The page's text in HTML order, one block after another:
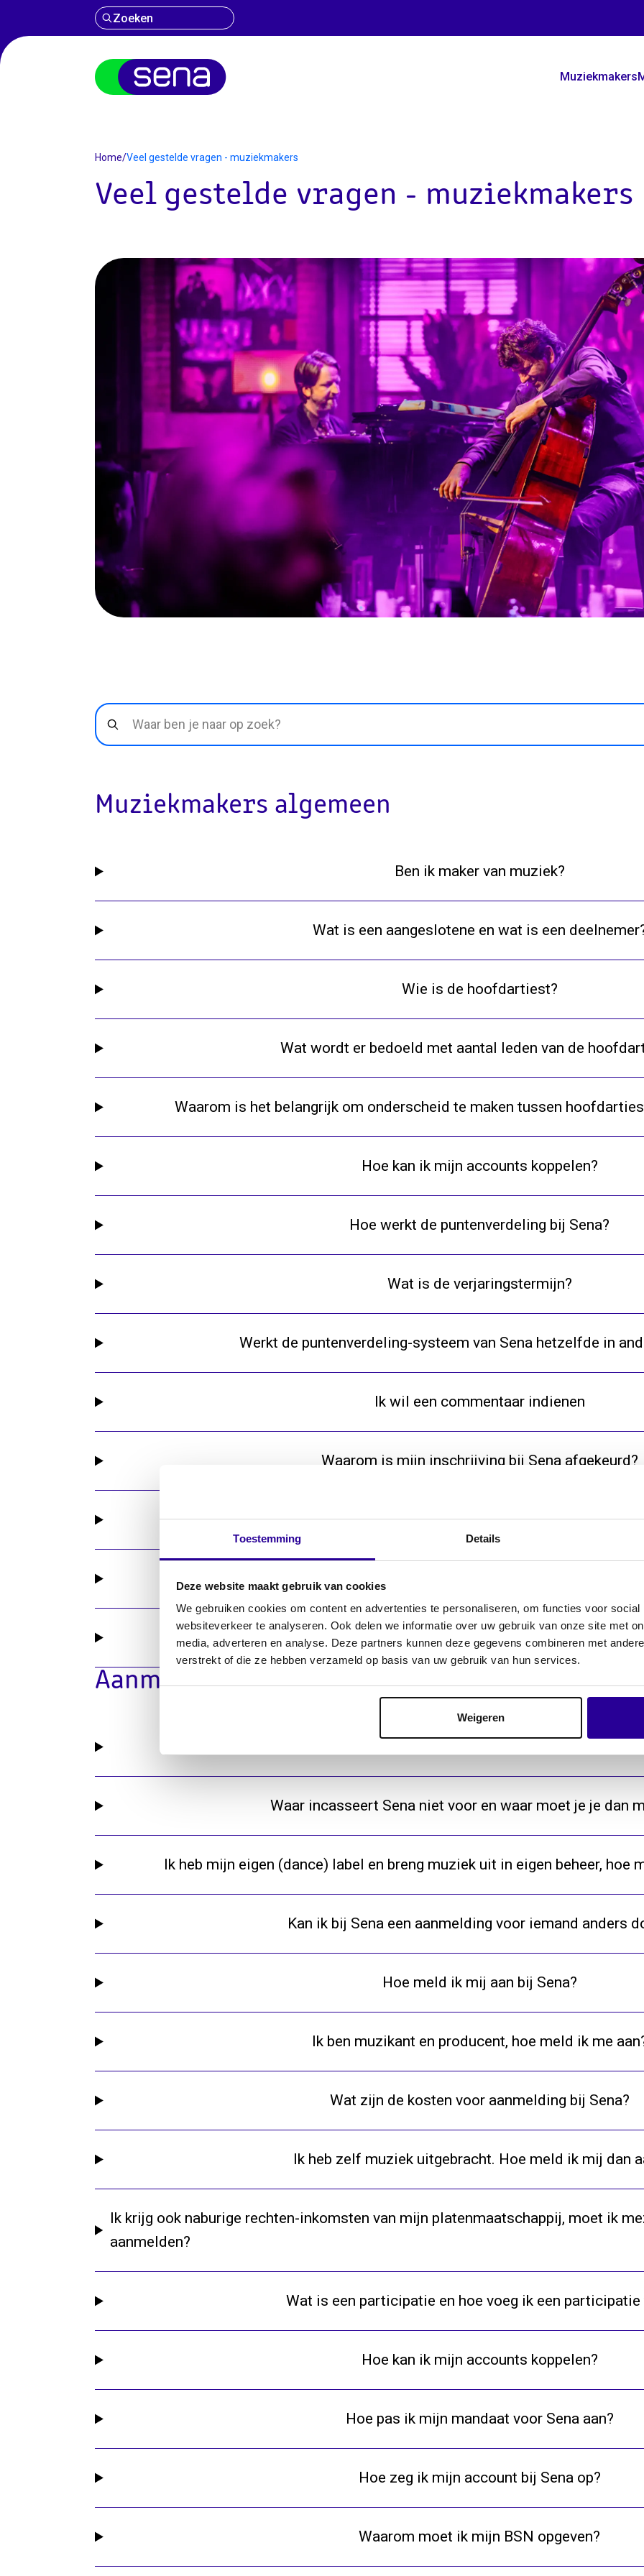
Toestemming Details
Deze website maakt gebruik van cookies
We gebruiken cookies om content en advertenties te personaliseren, om functies voor
websiteverkeer te analyseren. Ook delen we informatie over uw gebruik van onze site met
media, adverteren en analyse. Deze partners kunnen deze gegevens combineren met
verstrekt of die ze hebben verzameld op basis van uw gebruik van hun services.
Weigeren
Zoeken
Muziekmakers
Home/Veel gestelde vragen - muziekmakers
Veel gestelde vragen - muziekmakers
Muziekmakers algemeen
Ben ik maker van muziek?
Wat is een aangeslotene en wat is een
Wie is de hoofdartiest?
Wat wordt er bedoeld met aantal leden van de
Waarom is het belangrijk om onderscheid te maken tussen
Hoe kan ik mijn accounts koppelen?
Hoe werkt de puntenverdeling bij Sena?
Wat is de verjaringstermijn?
Werkt de puntenverdeling-systeem van Sena hetzelfde in
Ik wil een commentaar indienen
Waarom is mijn inschrijving bij Sena afgekeurd?
Hoe kan ik mijn Senanummer opvragen?
Hoe kan ik mijn emailadres wijzigen?
Waarom fluctueert de minutenwaarde?
Aanmelden bij Sena
Waar incasseert Sena niet voor en waar moet je je dan
Ik heb mijn eigen (dance) label en breng muziek uit in eigen beheer, hoe
Kan ik bij Sena een aanmelding voor iemand anders
Hoe meld ik mij aan bij Sena?
Ik ben muzikant en producent, hoe meld ik me
Wat zijn de kosten voor aanmelding bij Sena?
Ik heb zelf muziek uitgebracht. Hoe meld ik mij dan
Ik krijg ook naburige rechten-inkomsten van mijn platenmaatschappij, moet ik
aanmelden?
Wat is een participatie en hoe voeg ik een participatie
Hoe kan ik mijn accounts koppelen?
Hoe pas ik mijn mandaat voor Sena aan?
Hoe zeg ik mijn account bij Sena op?
Waarom moet ik mijn BSN opgeven?